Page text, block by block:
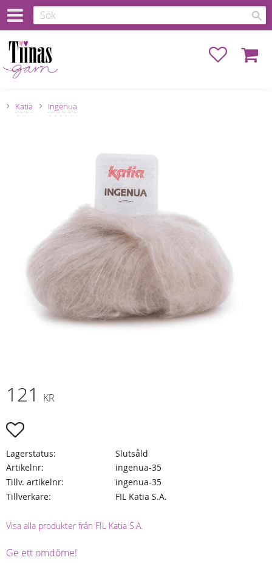
Favoriter
Katia Ingenua
121 KR
Lägg till i favoriter
Lagerstatus
Slutsåld
Artikelnr
ingenua-35
Tillv. artikelnr
ingenua-35
Tillverkare
FIL Katia S.A.
Visa alla produkter från FIL Katia S.A.
Ge ett omdöme!